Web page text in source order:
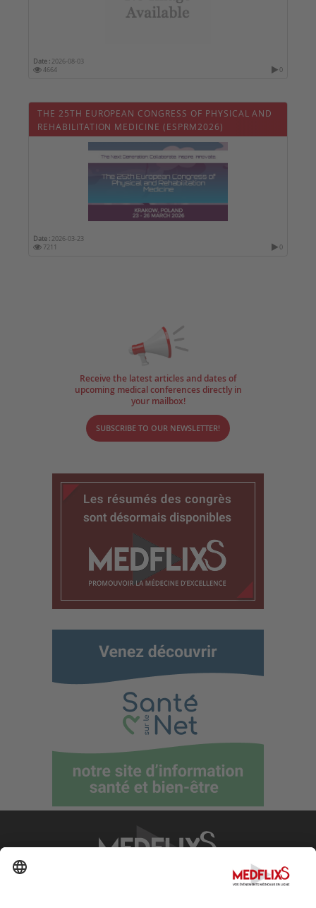
Date : 2026-08-03
4664
0
THE 25TH EUROPEAN CONGRESS OF PHYSICAL AND
REHABILITATION MEDICINE (ESPRM2026)
Date : 2026-03-23
7211
0
Receive the latest articles and dates of
upcoming medical conferences directly in
your mailbox!
SUBSCRIBE TO OUR NEWSLETTER!